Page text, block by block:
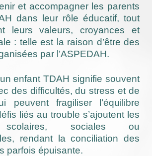
et accompagner les parents
dans leur rôle éducatif, tout
leurs valeurs, croyances et
: telle est la raison d’être des
par l’ASPEDAH.
enfant TDAH signifie souvent
des difficultés, du stress et de
peuvent fragiliser l’équilibre
liés au trouble s’ajoutent les
scolaires, sociales ou
rendant la conciliation des
parfois épuisante.